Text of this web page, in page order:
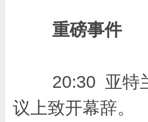
重磅事件
20:30 亚特兰
议上致开幕辞。